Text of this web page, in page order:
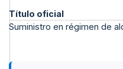
Título oficial
Suministro en régimen de